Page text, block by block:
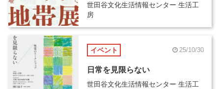
世田谷文化生活情報センター 生活工
房
イベント 25/10/30
日常を見限らない
世田谷文化生活情報センター 生活工